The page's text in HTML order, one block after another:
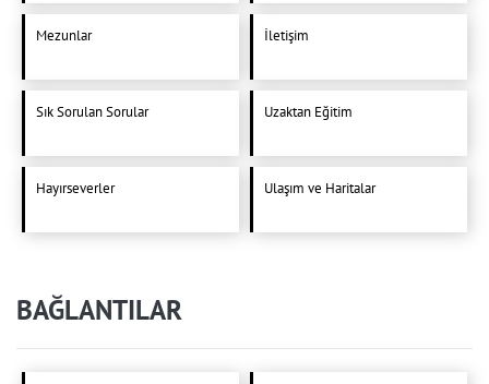
Mezunlar İletişim
Sık Sorulan Sorular Uzaktan Eğitim
Hayırseverler Ulaşım ve Haritalar
BAĞLANTILAR